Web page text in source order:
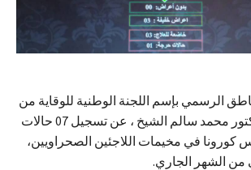
الرسمي بإسم اللجنة الوطنية للوقاية من
فيروس كورونا الدكتور محمد سالم الشيخ ، عن تسجيل 07 حالات
كورونا في مخيمات اللاجئين الصحراويين،
من الشهر الجاري.